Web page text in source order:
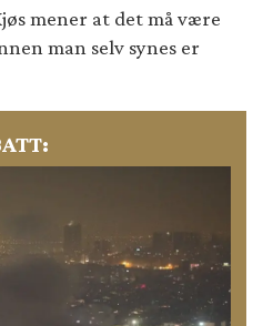
mener at det må være
man selv synes er